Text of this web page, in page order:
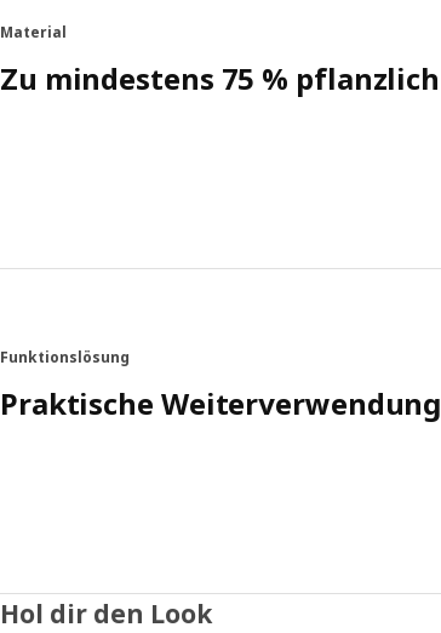
Material
Zu mindestens 75 % pflanzlich
Funktionslösung
Praktische Weiterverwendung
Hol dir den Look